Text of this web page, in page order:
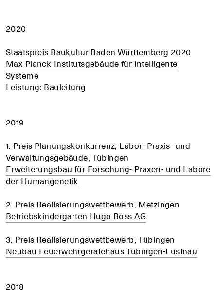
2020
Staatspreis Baukultur Baden Württemberg 2020
Max-Planck-Institutsgebäude für Intelligente
Systeme
Leistung: Bauleitung
2019
1. Preis Planungskonkurrenz, Labor- Praxis- und
Verwaltungsgebäude, Tübingen
Erweiterungsbau für Forschung- Praxen- und Labore
der Humangenetik
2. Preis Realisierungswettbewerb, Metzingen
Betriebskindergarten Hugo Boss AG
3. Preis Realisierungswettbewerb, Tübingen
Neubau Feuerwehrgerätehaus Tübingen-Lustnau
2018